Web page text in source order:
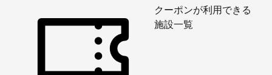
クーポンが利用できる
施設一覧